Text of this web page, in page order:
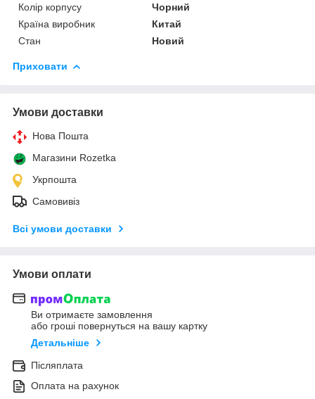
Колір корпусу
Чорний
Країна виробник
Китай
Стан
Новий
Приховати
Умови доставки
Нова Пошта
Магазини Rozetka
Укрпошта
Самовивіз
Всі умови доставки
Умови оплати
Ви отримаєте замовлення
або гроші повернуться на вашу картку
Детальніше
Післяплата
Оплата на рахунок